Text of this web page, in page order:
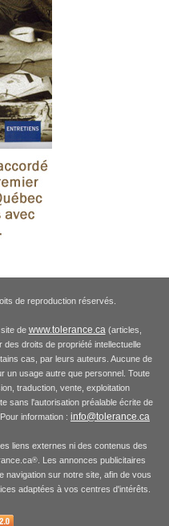
de reproduction réservés.
de www.tolerance.ca(articles,
droits de propriété intellectuelle
cas, par leurs auteurs. Aucune de
un usage autre que personnel. Toute
traduction, vente, exploitation
sans l'autorisation préalable écrite de
information : info@tolerance.ca
liens externes ni des contenus des
®. Les annonces publicitaires
navigation sur notre site, afin de vous
adaptées à vos centres d'intérêts.